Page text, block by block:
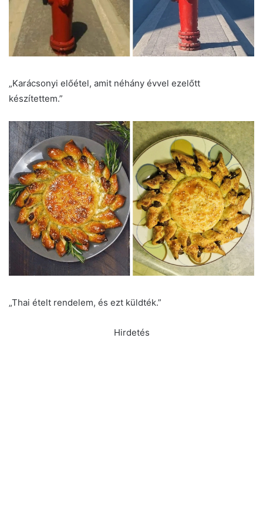
„Karácsonyi előétel, amit néhány évvel ezelőtt
készítettem.”
„Thai ételt rendelem, és ezt küldték.”
Hirdetés